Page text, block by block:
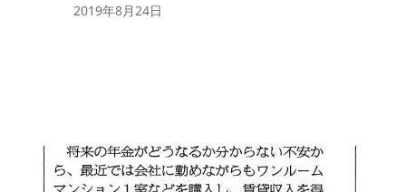
2019年8月24日